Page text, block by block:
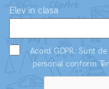
Elev in clasa
Acord GDPR: Sunt
personal conform